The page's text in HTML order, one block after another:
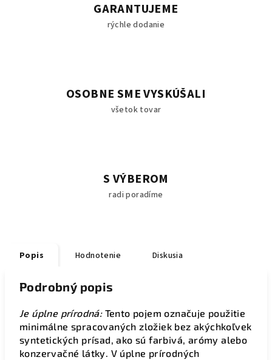
GARANTUJEME
rýchle dodanie
OSOBNE SME VYSKÚŠALI
všetok tovar
S VÝBEROM
radi poradíme
Popis Hodnotenie Diskusia
Podrobný popis
Je úplne prírodná:Tento pojem označuje použitie
minimálne spracovaných zložiek bez akýchkoľvek
syntetických prísad, ako sú farbivá, arómy alebo
konzervačné látky. V úplne prírodných